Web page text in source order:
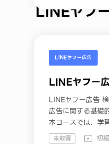
LINEヤフ
LINEヤフー広告
LINEヤフー
LINEヤフー広告
広告に関する基礎
本コースでは、学
ただけます。
未取得 初